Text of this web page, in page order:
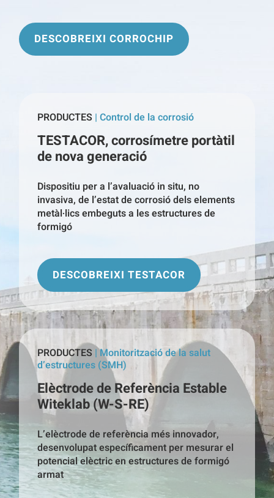
DESCOBREIXI CORROCHIP
PRODUCTES | Control de la corrosió
TESTACOR, corrosímetre portàtil
de nova generació
Dispositiu per a l’avaluació in situ, no
invasiva, de l’estat de corrosió dels elements
metàl·lics embeguts a les estructures de
formigó
DESCOBREIXI TESTACOR
PRODUCTES | Monitorització de la salut
d’estructures (SMH)
Elèctrode de Referència Estable
Witeklab (W-S-RE)
L’elèctrode de referència més innovador,
desenvolupat específicament per mesurar el
potencial elèctric en estructures de formigó
armat